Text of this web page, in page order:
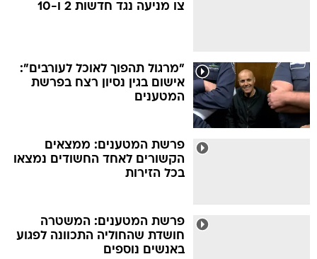
צו מניעה נגד חדשות 2 ו-10
"מרגול תהפוך לאוכל לעורבים":
אישום בגין נסיון רצח בפרשת
המטענים
פרשת המטענים: ממצאים
הקשורים לאחד החשודים נמצאו
בכל הזירות
פרשת המטענים: המשטרה
חושדת שהחוליה התכוונה לפגוע
באנשים נוספים